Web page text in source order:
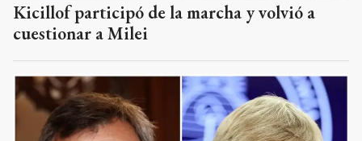
Kicillof participó de la marcha y volvió a
cuestionar a Milei